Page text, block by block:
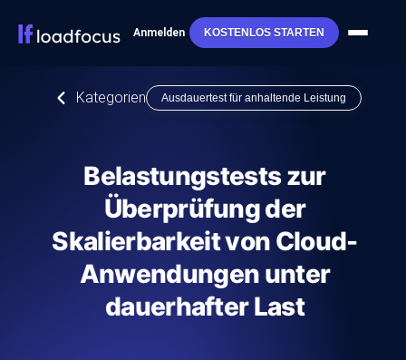
Anmelden KOSTENLOS STARTEN
Kategorien Ausdauertest für anhaltende Leistung
Belastungstests zur
Überprüfung der
Skalierbarkeit von Cloud-
Anwendungen unter
dauerhafter Last